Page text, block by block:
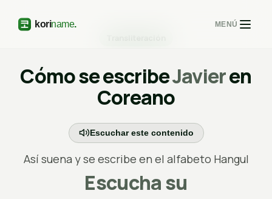
MENÚ
Cómo se escribeJavieren
Coreano
Escuchar este contenido
Así suena y se escribe en el alfabeto Hangul
Escucha su